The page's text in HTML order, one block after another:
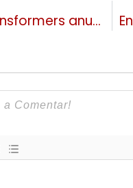
Franquia mundial Transformers anuncia que Gramado ganhará complexo imersivo da marca no Brasil